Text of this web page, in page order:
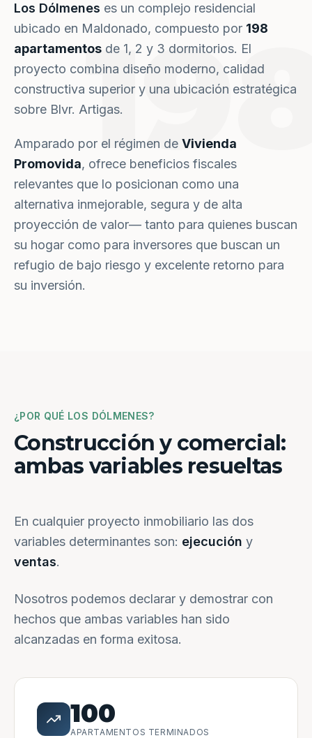
Los Dólmenes es un complejo residencial
ubicado en Maldonado, compuesto por 198
apartamentos de 1, 2 y 3 dormitorios. El
proyecto combina diseño moderno, calidad
constructiva superior y una ubicación estratégica
sobre Blvr. Artigas.
Amparado por el régimen de Vivienda
Promovida, ofrece beneficios fiscales
relevantes que lo posicionan como una
alternativa inmejorable, segura y de alta
proyección de valor— tanto para quienes buscan
su hogar como para inversores que buscan un
refugio de bajo riesgo y excelente retorno para
su inversión.
¿POR QUÉ LOS DÓLMENES?
Construcción y comercial:
ambas variables resueltas
En cualquier proyecto inmobiliario las dos
variables determinantes son: ejecución y
ventas.
Nosotros podemos declarar y demostrar con
hechos que ambas variables han sido
alcanzadas en forma exitosa.
100
APARTAMENTOS TERMINADOS